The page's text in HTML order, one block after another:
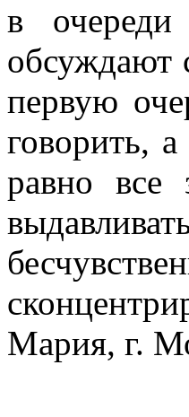
в
обсуждают
первую
говорить,
равно все
Мария, г.